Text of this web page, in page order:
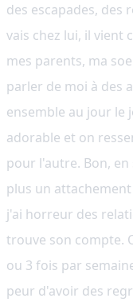
des escapades, des
vais chez lui, il vient
mes parents, ma
parler de moi à des
ensemble au jour le
adorable et on
pour l'autre. Bon, en
plus un
j'ai horreur des
trouve son compte.
ou 3 fois par
peur d'avoir des